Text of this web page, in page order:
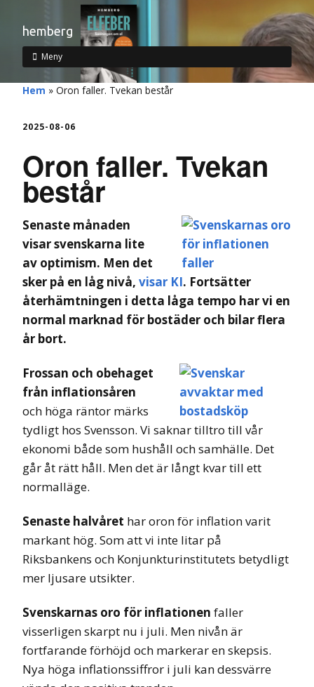
hemberg
Meny
Hem » Oron faller. Tvekan består
2025-08-06
Oron faller. Tvekan
består
Senaste månaden
visar svenskarna lite
av optimism. Men det
sker på en låg nivå, visar KI. Fortsätter
återhämtningen i detta låga tempo har vi en
normal marknad för bostäder och bilar flera
år bort.
Frossan och obehaget
från inflationsåren
och höga räntor märks
tydligt hos Svensson. Vi saknar tilltro till vår
ekonomi både som hushåll och samhälle. Det
går åt rätt håll. Men det är långt kvar till ett
normalläge.
Senaste halvåret har oron för inflation varit
markant hög. Som att vi inte litar på
Riksbankens och Konjunkturinstitutets betydligt
mer ljusare utsikter.
Svenskarnas oro för inflationen faller
visserligen skarpt nu i juli. Men nivån är
fortfarande förhöjd och markerar en skepsis.
Nya höga inflationssiffror i juli kan dessvärre